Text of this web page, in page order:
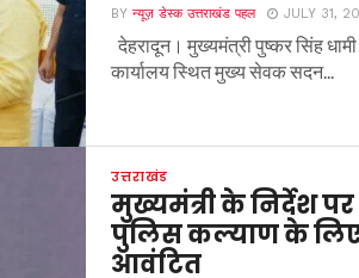
BYन्यूज़ डेस्क उत्तराखंड पहल JULY 31,
देहरादून। मुख्यमंत्री पुष्कर सिंह
कार्यालय स्थित मुख्य सेवक सदन...
उत्तराखंड
मुख्यमंत्री के निर्देश
पुलिस कल्याण के
आवंटित